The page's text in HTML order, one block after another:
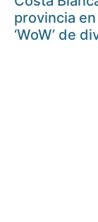
provincia
‘WoW’ de